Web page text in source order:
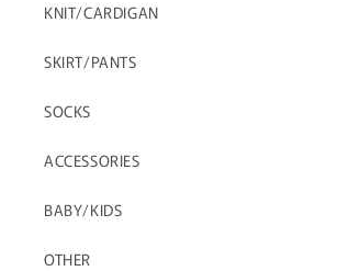
KNIT/CARDIGAN
SKIRT/PANTS
SOCKS
ACCESSORIES
BABY/KIDS
OTHER